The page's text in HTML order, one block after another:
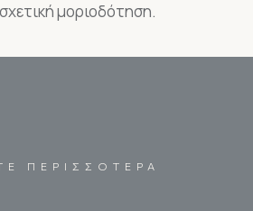
μοριοδότηση.
ΠΕΡΙΣΣΟΤΕΡΑ